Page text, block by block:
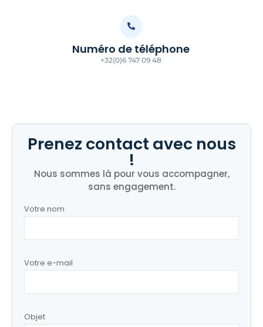
Numéro de téléphone
+32(0)6 747 09 48
Prenez contact avec nous
!
Nous sommes là pour vous accompagner,
sans engagement.
Votre nom
Votre e-mail
Objet